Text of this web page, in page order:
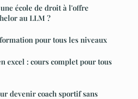
école de droit à l'offre
au LLM ?
pour tous les niveaux
excel : cours complet pour tous
devenir coach sportif sans